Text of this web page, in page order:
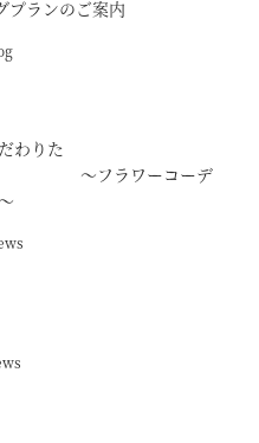
プランのご案内
わりた
フラワーコーデ